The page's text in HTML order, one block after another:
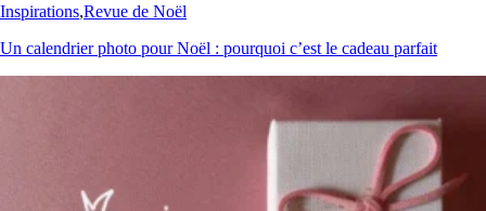
Inspirations,Revue de Noël
Un calendrier photo pour Noël : pourquoi c’est le cadeau parfait